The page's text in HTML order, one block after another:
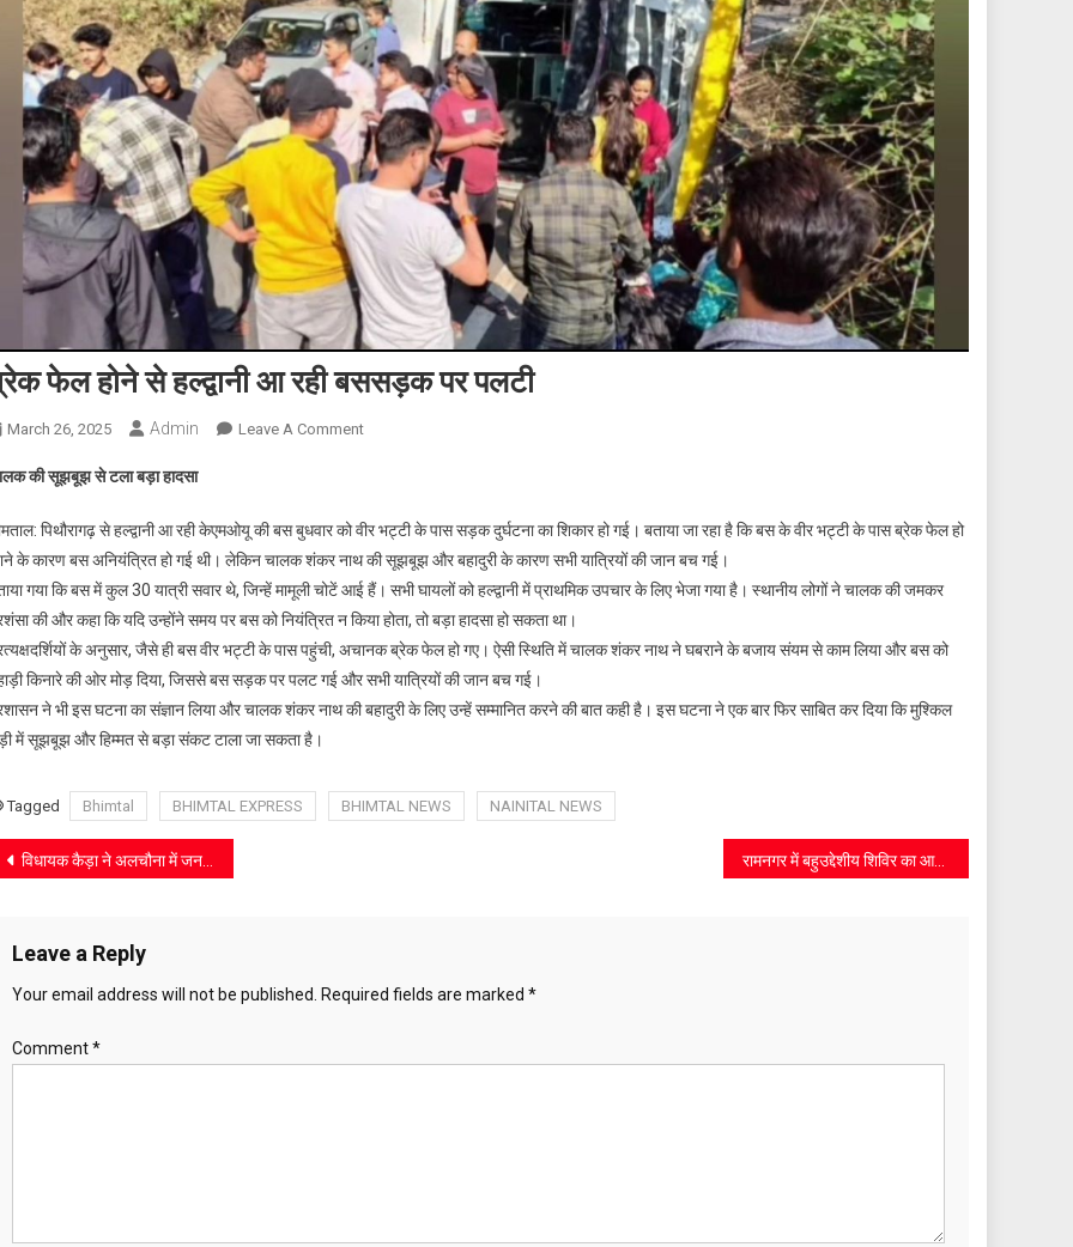
फेल होने से हल्द्वानी आ रही बससड़क पर पलटी
March 26, 2025 Admin Leave A CommentOn
से
हल्द्वानी
आ
रही
बससड़क
पर
पलटी
की सूझबूझ से टला बड़ा हादसा
पिथौरागढ़ से हल्द्वानी आ रही केएमओयू की बस बुधवार को वीर भट्टी के पास सड़क दुर्घटना का शिकार हो गई। बताया जा रहा है कि बस के वीर भट्टी के पास ब्रेक फेल हो
के कारण बस अनियंत्रित हो गई थी। लेकिन चालक शंकर नाथ की सूझबूझ और बहादुरी के कारण सभी यात्रियों की जान बच गई।
गया कि बस में कुल 30 यात्री सवार थे, जिन्हें मामूली चोटें आई हैं। सभी घायलों को हल्द्वानी में प्राथमिक उपचार के लिए भेजा गया है। स्थानीय लोगों ने चालक की जमकर
की और कहा कि यदि उन्होंने समय पर बस को नियंत्रित न किया होता, तो बड़ा हादसा हो सकता था।
के अनुसार, जैसे ही बस वीर भट्टी के पास पहुंची, अचानक ब्रेक फेल हो गए। ऐसी स्थिति में चालक शंकर नाथ ने घबराने के बजाय संयम से काम लिया और बस को
किनारे की ओर मोड़ दिया, जिससे बस सड़क पर पलट गई और सभी यात्रियों की जान बच गई।
ने भी इस घटना का संज्ञान लिया और चालक शंकर नाथ की बहादुरी के लिए उन्हें सम्मानित करने की बात कही है। इस घटना ने एक बार फिर साबित कर दिया कि मुश्किल
में सूझबूझ और हिम्मत से बड़ा संकट टाला जा सकता है।
Tagged Bhimtal BHIMTAL EXPRESS BHIMTAL NEWS NAINITAL NEWS
विधायक कैड़ा ने अलचौना में जनता दरबार लगाकर सुनीं ग्रामीणों की समस्याएँ, रामनगर में बहुउद्देशीय शिविर का आयोजन, सैकड़ों लोग हुए लाभान्वित
Leave a Reply
Your email address will not be published. Required fields are marked *
Comment*